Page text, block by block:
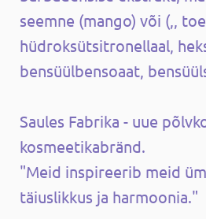
seemne (mango) või (,,
hüdroksütsitronellaal,
bensüülbensoaat,
Saules Fabrika - uue
kosmeetikabränd.
"Meid inspireerib meid
täiuslikkus ja harmoonia."